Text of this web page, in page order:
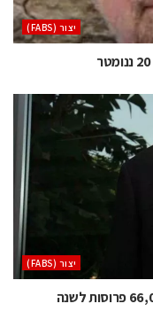
‫יצור (‪(FABS‬‬
‫יצור (‪(FABS‬‬
טאואר וג'אז מרחיבות את כושר הייצור ב-66,000 פרוסות לשנה